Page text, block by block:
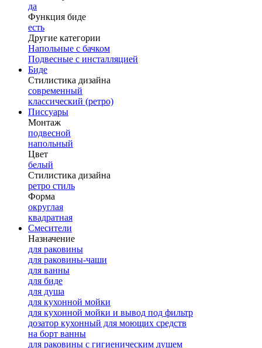
да
Функция биде
есть
Другие категории
Напольные с бачком
Подвесные с инсталляцией
Биде
Стилистика дизайна
современный
классический (ретро)
Писсуары
Монтаж
подвесной
напольный
Цвет
белый
Стилистика дизайна
ретро стиль
Форма
округлая
квадратная
Смесители
Назначение
для раковины
для раковины-чаши
для ванны
для биде
для душа
для кухонной мойки
для кухонной мойки и вывод под фильтр
дозатор кухонный для моющих средств
на борт ванны
для раковины с гигиеническим душем